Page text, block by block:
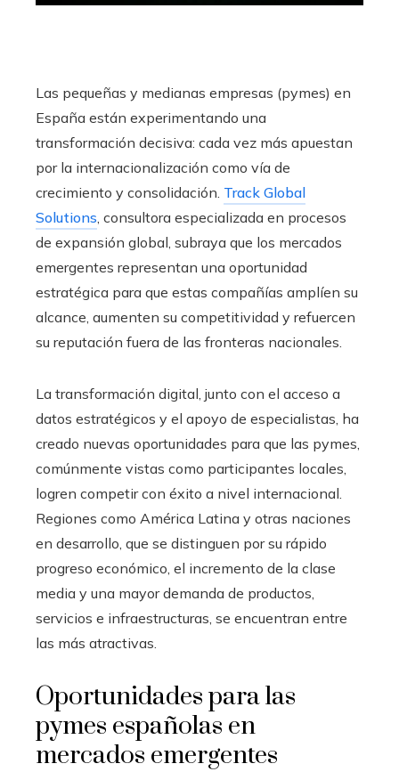
Las pequeñas y medianas empresas (pymes) en
España están experimentando una
transformación decisiva: cada vez más apuestan
por la internacionalización como vía de
crecimiento y consolidación. Track Global
Solutions , consultora especializada en procesos
de expansión global, subraya que los mercados
emergentes representan una oportunidad
estratégica para que estas compañías amplíen su
alcance, aumenten su competitividad y refuercen
su reputación fuera de las fronteras nacionales.
La transformación digital, junto con el acceso a
datos estratégicos y el apoyo de especialistas, ha
creado nuevas oportunidades para que las pymes,
comúnmente vistas como participantes locales,
logren competir con éxito a nivel internacional.
Regiones como América Latina y otras naciones
en desarrollo, que se distinguen por su rápido
progreso económico, el incremento de la clase
media y una mayor demanda de productos,
servicios e infraestructuras, se encuentran entre
las más atractivas.
Oportunidades para las
pymes españolas en
mercados emergentes